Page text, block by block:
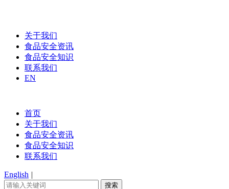
关于我们
食品安全资讯
食品安全知识
联系我们
EN
首页
关于我们
食品安全资讯
食品安全知识
联系我们
English |